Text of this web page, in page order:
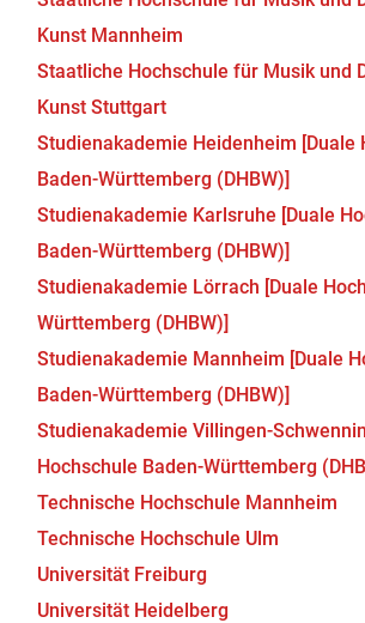
Kunst Mannheim
Staatliche Hochschule für Musik und
Kunst Stuttgart
Studienakademie Heidenheim [Duale
Baden-Württemberg (DHBW)]
Studienakademie Karlsruhe [Duale
Baden-Württemberg (DHBW)]
Studienakademie Lörrach [Duale
Württemberg (DHBW)]
Studienakademie Mannheim [Duale
Baden-Württemberg (DHBW)]
Studienakademie Villingen-
Hochschule Baden-Württemberg
Technische Hochschule Mannheim
Technische Hochschule Ulm
Universität Freiburg
Universität Heidelberg